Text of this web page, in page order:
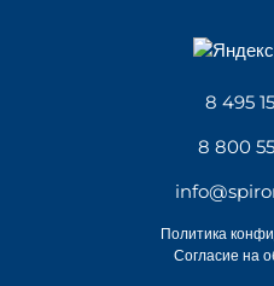
8 495
8 800
Политика
Согласие на